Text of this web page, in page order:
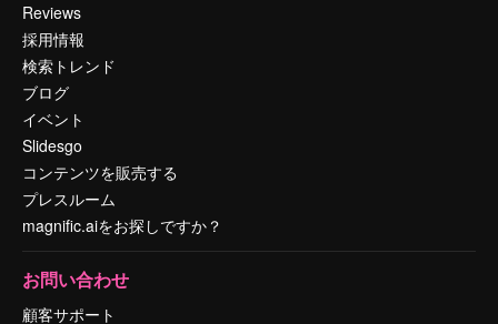
Reviews
採用情報
検索トレンド
ブログ
イベント
Slidesgo
コンテンツを販売する
プレスルーム
magnific.aiをお探しですか？
お問い合わせ
顧客サポート